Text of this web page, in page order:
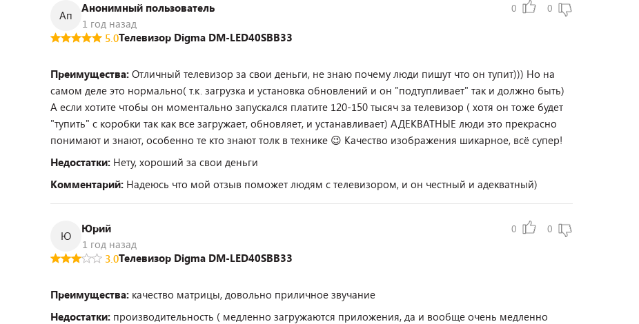
Ап
Анонимный пользователь
1 год назад
0 0
5.0Телевизор Digma DM-LED40SBB33
Преимущества: Отличный телевизор за свои деньги, не знаю почему люди пишут что он тупит))) Но на
самом деле это нормально( т.к. загрузка и установка обновлений и он "подтупливает" так и должно быть)
А если хотите чтобы он моментально запускался платите 120-150 тысяч за телевизор ( хотя он тоже будет
"тупить" с коробки так как все загружает, обновляет, и устанавливает) АДЕКВАТНЫЕ люди это прекрасно
понимают и знают, особенно те кто знают толк в технике 😉 Качество изображения шикарное, всё супер!
Недостатки: Нету, хороший за свои деньги
Комментарий: Надеюсь что мой отзыв поможет людям с телевизором, и он честный и адекватный)
Ю
Юрий
1 год назад
0 0
3.0Телевизор Digma DM-LED40SBB33
Преимущества: качество матрицы, довольно приличное звучание
Недостатки: производительность ( медленно загружаются приложения, да и вообще очень медленно